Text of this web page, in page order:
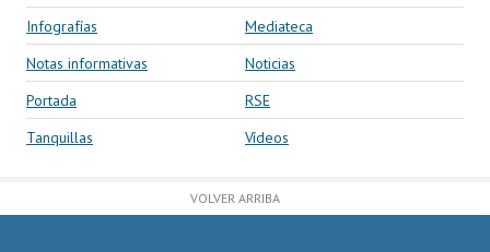
Infografías
Mediateca
Notas informativas
Noticias
Portada
RSE
Tanquillas
Vídeos
VOLVER ARRIBA